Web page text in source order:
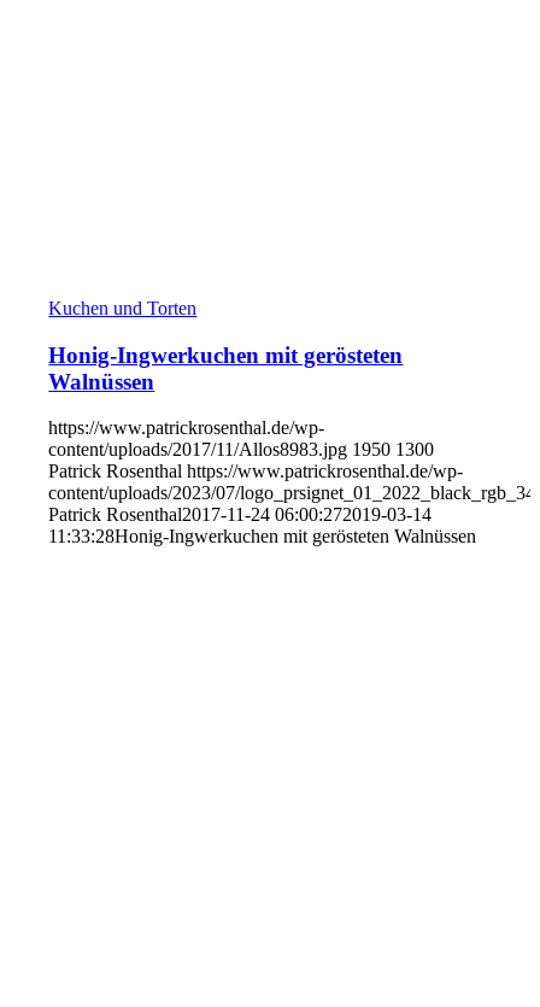
Kuchen und Torten
Honig-Ingwerkuchen mit gerösteten
Walnüssen
https://www.patrickrosenthal.de/wp-
content/uploads/2017/11/Allos8983.jpg 1950 1300
Patrick Rosenthal https://www.patrickrosenthal.de/wp-
content/uploads/2023/07/
Patrick Rosenthal2017-11-24 06:00:272019-03-14
11:33:28Honig-Ingwerkuchen mit gerösteten Walnüssen